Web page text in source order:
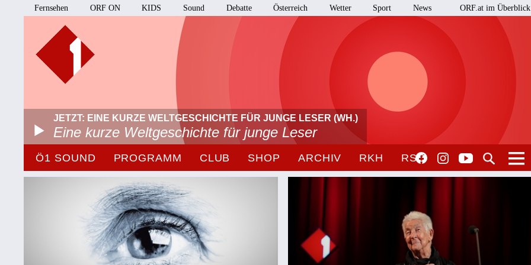
Fernsehen ORF ON KIDS Sound Debatte Österreich Wetter Sport News ORF.at im Überblick
JETZT: EINE KURZE WELTGESCHICHTE FÜR JUNGE LESER (WH.)
Eine kurze Weltgeschichte für junge Leser
Ö1 SOUND PROGRAMM CLUB SHOP ARCHIV RKH RSO